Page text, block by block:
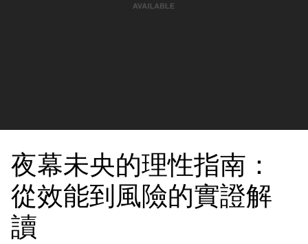
夜幕未央的理性指南：
從效能到風險的實證解
讀